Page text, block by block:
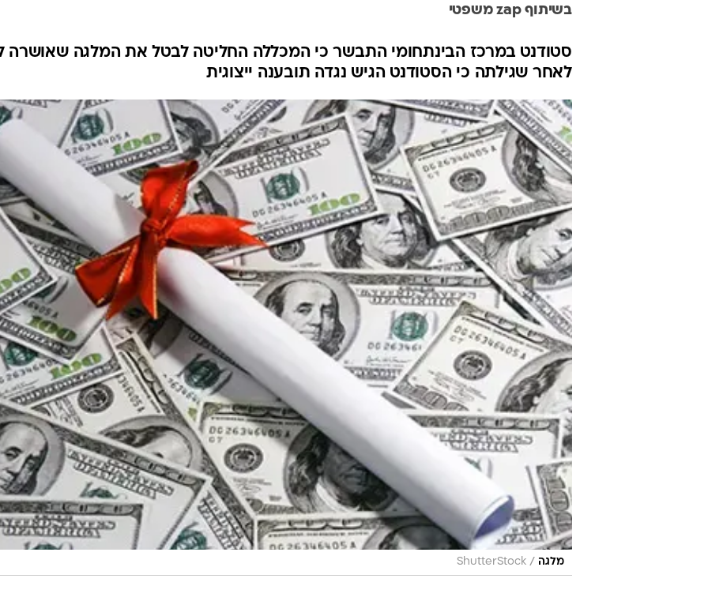
בשיתוף zap משפטי
סטודנט במרכז הבינתחומי התבשר כי המכללה החליטה לבטל את המלגה שאושרה
לאחר שגילתה כי הסטודנט הגיש נגדה תובענה ייצוגית
מלגה /
ShutterStock